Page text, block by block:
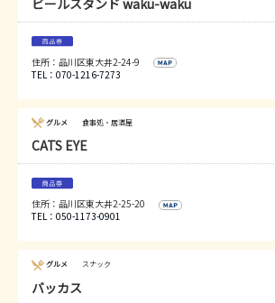
住所：品川区東大井2-24-9
TEL：070-1216-7273
グルメ 食事処・居酒屋
CATS EYE
住所：品川区東大井2-25-20
TEL：050-1173-0901
グルメ スナック
バッカス